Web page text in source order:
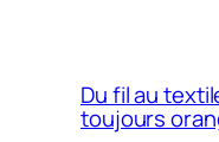
Du fil au
toujours